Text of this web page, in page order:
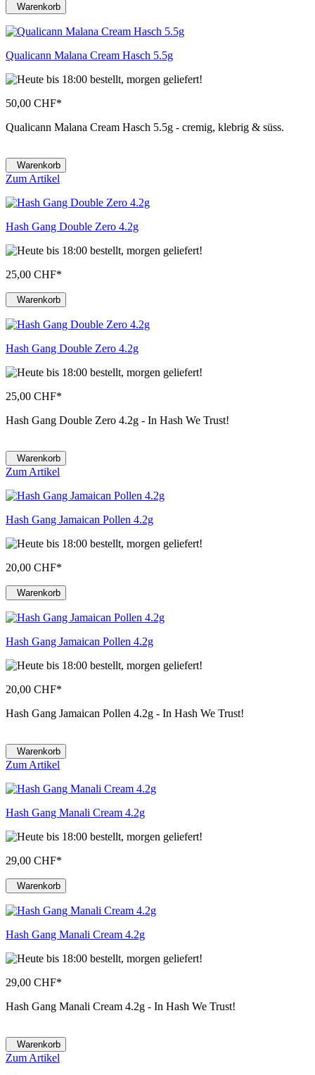
Warenkorb
Qualicann Malana Cream Hasch 5.5g
50,00 CHF*
Qualicann Malana Cream Hasch 5.5g - cremig, klebrig & süss.
Warenkorb
Zum Artikel
Hash Gang Double Zero 4.2g
25,00 CHF*
Warenkorb
Hash Gang Double Zero 4.2g
25,00 CHF*
Hash Gang Double Zero 4.2g - In Hash We Trust!
Warenkorb
Zum Artikel
Hash Gang Jamaican Pollen 4.2g
20,00 CHF*
Warenkorb
Hash Gang Jamaican Pollen 4.2g
20,00 CHF*
Hash Gang Jamaican Pollen 4.2g - In Hash We Trust!
Warenkorb
Zum Artikel
Hash Gang Manali Cream 4.2g
29,00 CHF*
Warenkorb
Hash Gang Manali Cream 4.2g
29,00 CHF*
Hash Gang Manali Cream 4.2g - In Hash We Trust!
Warenkorb
Zum Artikel